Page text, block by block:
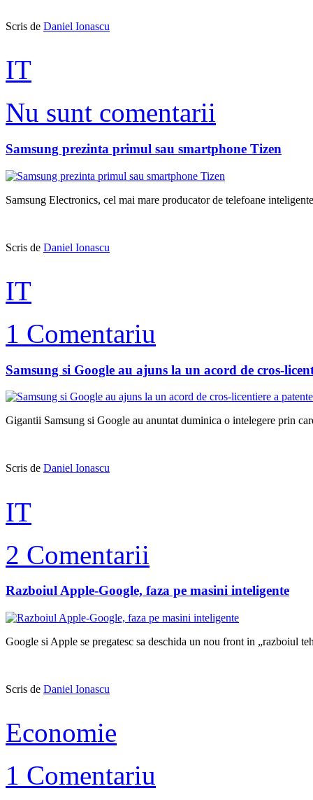
Scris de Daniel Ionascu
IT
Nu sunt comentarii
Samsung prezinta primul sau smartphone Tizen
Samsung Electronics, cel mai mare producator de telefoane
Scris de Daniel Ionascu
IT
1 Comentariu
Samsung si Google au ajuns la un acord de cros-
Gigantii Samsung si Google au anuntat duminica o intelegere prin
Scris de Daniel Ionascu
IT
2 Comentarii
Razboiul Apple-Google, faza pe masini inteligente
Google si Apple se pregatesc sa deschida un nou front in „razboiul
Scris de Daniel Ionascu
Economie
1 Comentariu